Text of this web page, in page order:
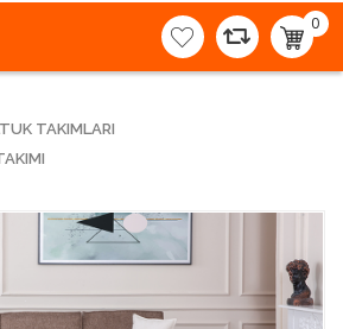
0
-
TAKIMLARI